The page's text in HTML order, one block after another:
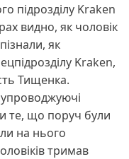
підрозділу Kraken
видно, як чоловік
як
Kraken,
Тищенка.
те, що поруч були
на нього
тримав